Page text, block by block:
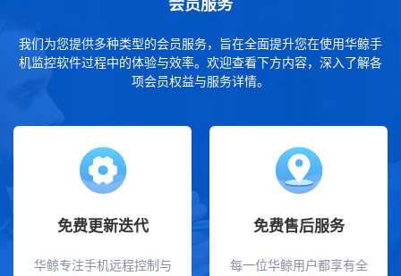
会员服务
我们为您提供多种类型的会员服务，旨在全面提升您在使用华鲸手
机监控软件过程中的体验与效率。欢迎查看下方内容，深入了解各
项会员权益与服务详情。
免费更新迭代
华鲸专注手机远程控制与
免费售后服务
每一位华鲸用户都享有全